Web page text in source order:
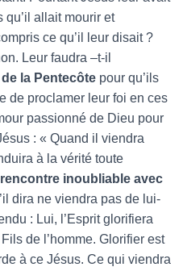
allait mourir et
ce qu’il leur disait ?
Leur faudra –t-il
de la Pentecôte pour qu’ils
de proclamer leur foi en ces
passionné de Dieu pour
: « Quand il viendra
à la vérité toute
rencontre inoubliable avec
dira ne viendra pas de lui-
: Lui, l’Esprit glorifiera
de l’homme. Glorifier est
à ce Jésus. Ce qui viendra